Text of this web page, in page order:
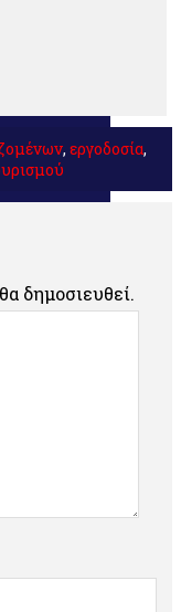
, εργοδοσία,
δημοσιευθεί.